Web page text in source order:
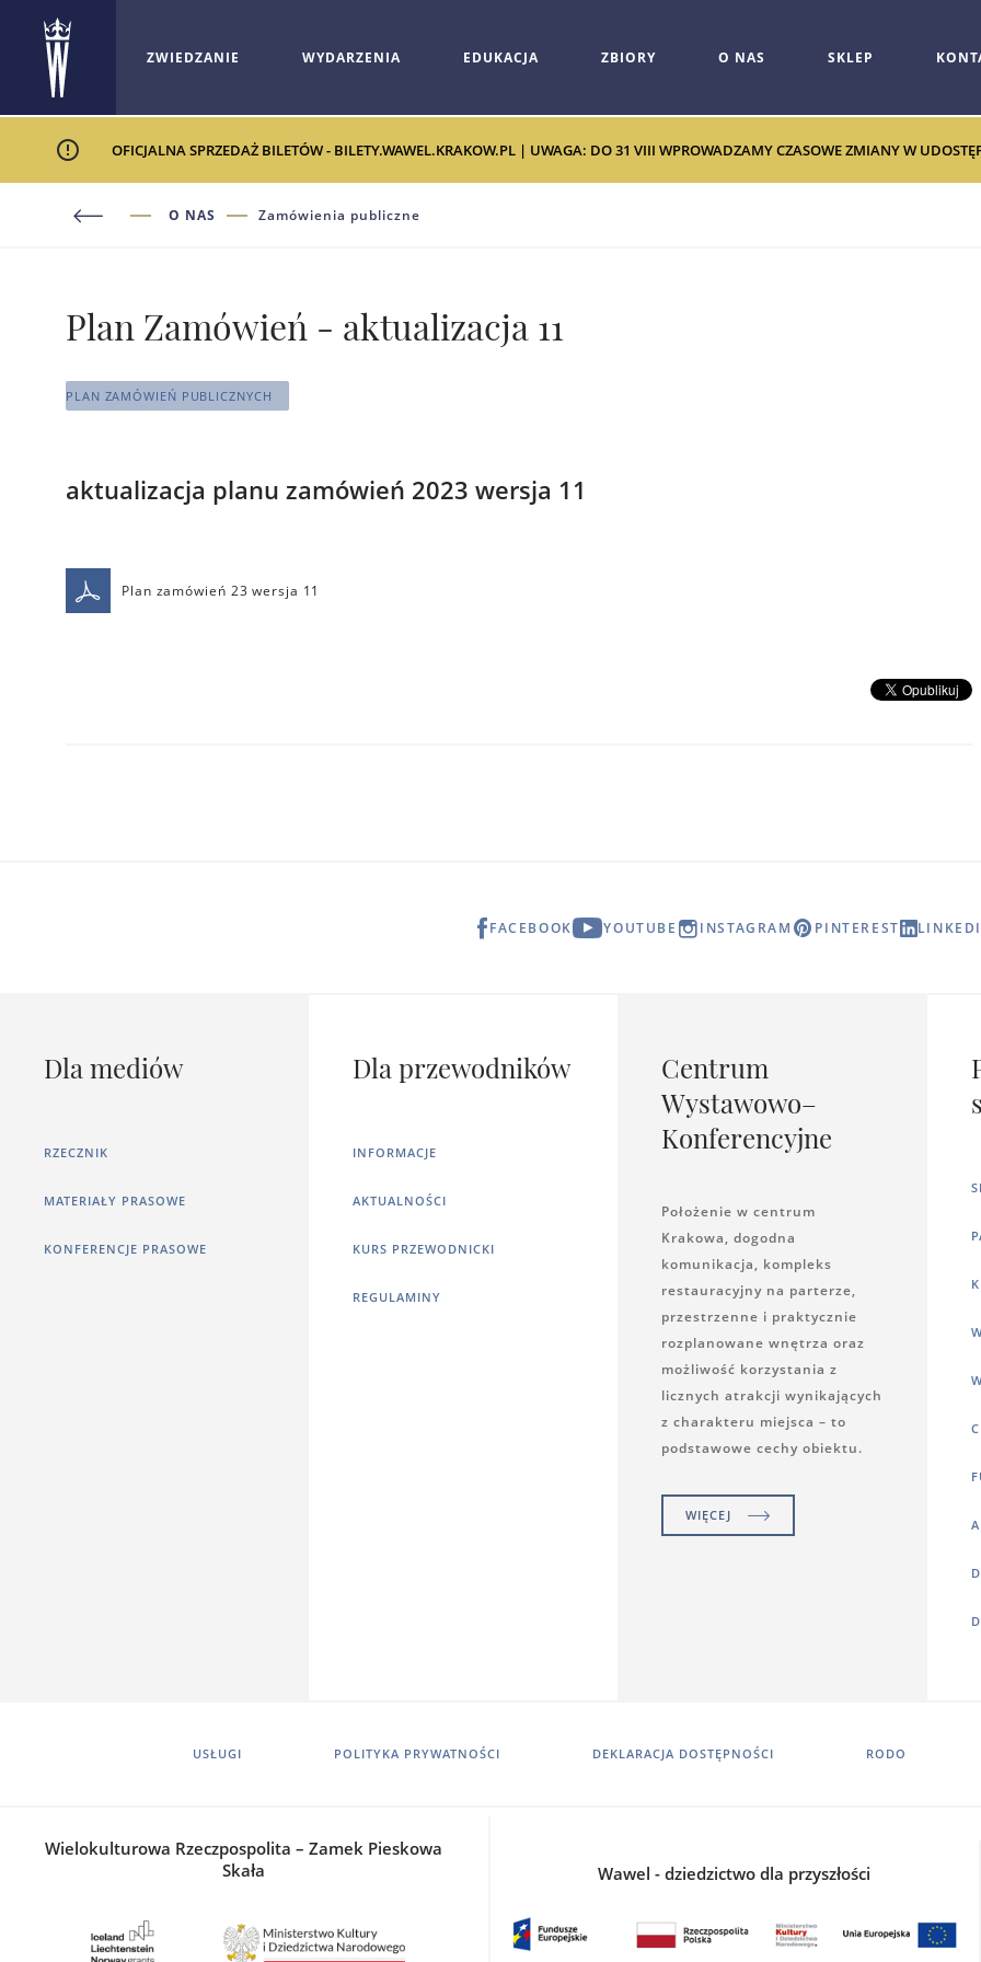
ZWIEDZANIE WYDARZENIA EDUKACJA ZBIORY O NAS SKLEP
OFICJALNA SPRZEDAŻ BILETÓW - BILETY.WAWEL.KRAKOW.PL | UWAGA: DO 31 VIII WPROWADZAMY CZASOWE ZMIANY W
O NAS Zamówienia publiczne
Plan Zamówień - aktualizacja 11
PLAN ZAMÓWIEŃ PUBLICZNYCH
aktualizacja planu zamówień 2023 wersja 11
Plan zamówień 23 wersja 11
FACEBOOK YOUTUBE INSTAGRAM PINTEREST
Dla mediów
RZECZNIK
MATERIAŁY PRASOWE
KONFERENCJE PRASOWE
Dla przewodników
INFORMACJE
AKTUALNOŚCI
KURS PRZEWODNICKI
REGULAMINY
Centrum
Wystawowo–
Konferencyjne
Położenie w centrum
Krakowa, dogodna
komunikacja, kompleks
restauracyjny na parterze,
przestrzenne i praktycznie
rozplanowane wnętrza oraz
możliwość korzystania z
licznych atrakcji wynikających
z charakteru miejsca – to
podstawowe cechy obiektu.
WIĘCEJ
USŁUGI POLITYKA PRYWATNOŚCI DEKLARACJA DOSTĘPNOŚCI RODO
Wielokulturowa Rzeczpospolita – Zamek Pieskowa
Skała
Wawel - dziedzictwo dla przyszłości